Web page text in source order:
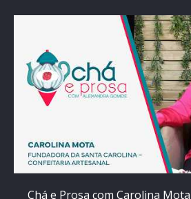
Chá e Prosa com Carolina Mota